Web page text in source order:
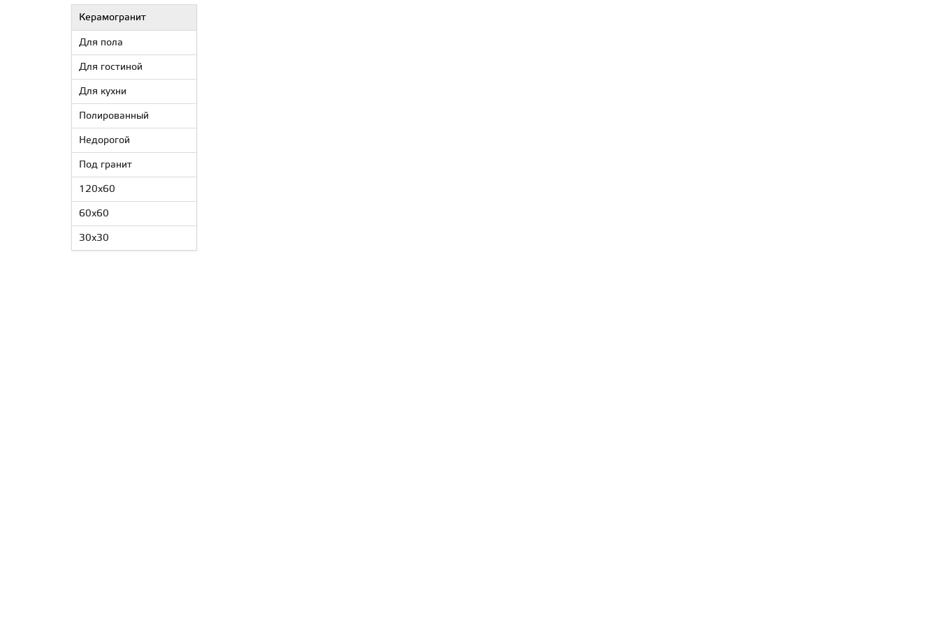
Керамогранит
Для пола
Для гостиной
Для кухни
Полированный
Недорогой
Под гранит
120x60
60x60
30x30